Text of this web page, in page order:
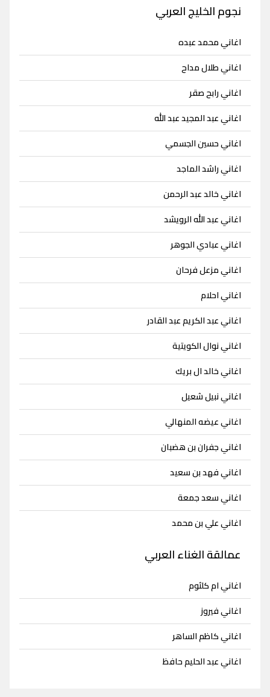
نجوم الخليج العربي
اغاني محمد عبده
اغاني طلال مداح
اغاني رابح صقر
اغاني عبد المجيد عبد الله
اغاني حسين الجسمي
اغاني راشد الماجد
اغاني خالد عبد الرحمن
اغاني عبد الله الرويشد
اغاني عبادي الجوهر
اغاني مزعل فرحان
اغاني احلام
اغاني عبد الكريم عبد القادر
اغاني نوال الكويتية
اغاني خالد ال بريك
اغاني نبيل شعيل
اغاني عيضه المنهالي
اغاني جفران بن هضبان
اغاني فهد بن سعيد
اغاني سعد جمعة
اغاني علي بن محمد
عمالقة الغناء العربي
اغاني ام كلثوم
اغاني فيروز
اغاني كاظم الساهر
اغاني عبد الحليم حافظ